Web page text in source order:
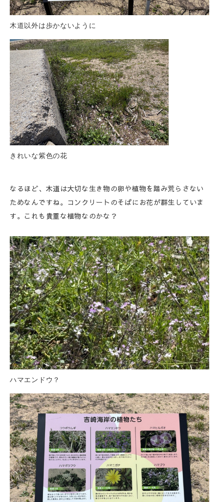
木道以外は歩かないように
きれいな紫色の花
なるほど、木道は大切な生き物の卵や植物を踏み荒らさない
ためなんですね。コンクリートのそばにお花が群生していま
す。これも貴重な植物なのかな？
ハマエンドウ？